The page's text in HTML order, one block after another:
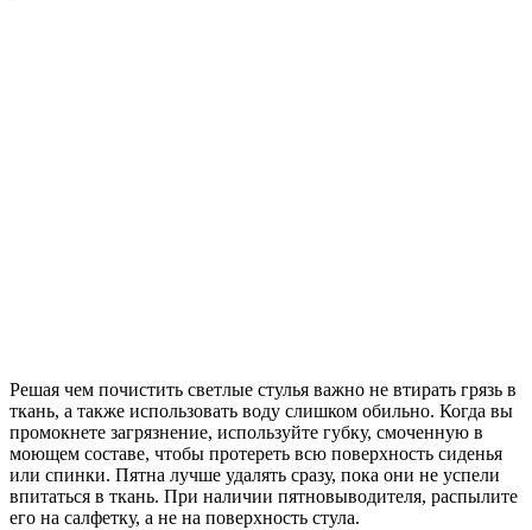
Решая чем почистить светлые стулья важно не втирать грязь в
ткань, а также использовать воду слишком обильно. Когда вы
промокнете загрязнение, используйте губку, смоченную в
моющем составе, чтобы протереть всю поверхность сиденья
или спинки. Пятна лучше удалять сразу, пока они не успели
впитаться в ткань. При наличии пятновыводителя, распылите
его на салфетку, а не на поверхность стула.